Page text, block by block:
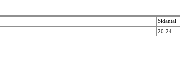
Sidantal
20-24